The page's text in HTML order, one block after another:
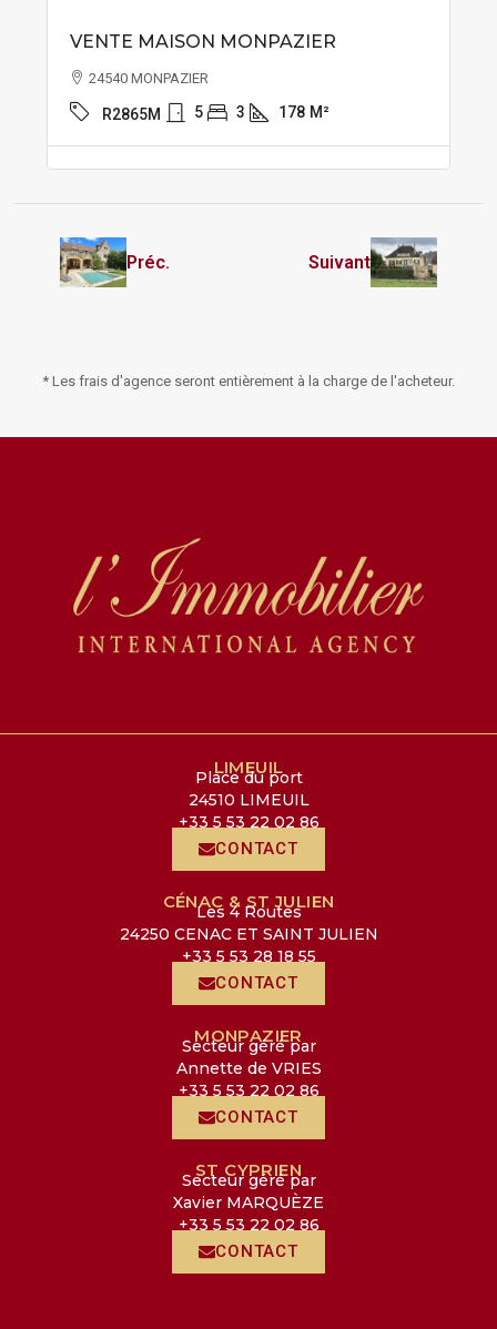
VENTE MAISON MONPAZIER
24540 MONPAZIER
R2865M 5 3 178 M²
Préc. Suivant
* Les frais d'agence seront entièrement à la charge de l'acheteur.
LIMEUIL
Place du port
24510 LIMEUIL
+33 5 53 22 02 86
CONTACT
CÉNAC & ST JULIEN
Les 4 Routes
24250 CENAC ET SAINT JULIEN
+33 5 53 28 18 55
CONTACT
MONPAZIER
Secteur géré par
Annette de VRIES
+33 5 53 22 02 86
CONTACT
ST CYPRIEN
Secteur géré par
Xavier MARQUÈZE
+33 5 53 22 02 86
CONTACT